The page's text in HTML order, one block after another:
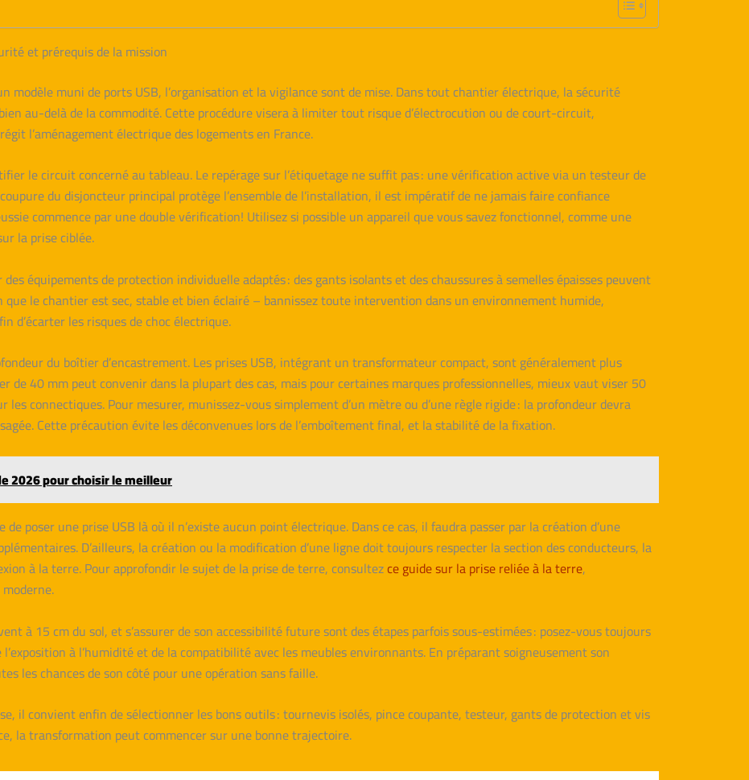
et prérequis de la mission
modèle muni de ports USB, l’organisation et la vigilance sont de mise. Dans tout chantier électrique, la sécurité
au-delà de la commodité. Cette procédure visera à limiter tout risque d’électrocution ou de court-circuit,
l’aménagement électrique des logements en France.
le circuit concerné au tableau. Le repérage sur l’étiquetage ne suffit pas : une vérification active via un testeur de
du disjoncteur principal protège l’ensemble de l’installation, il est impératif de ne jamais faire confiance
commence par une double vérification! Utilisez si possible un appareil que vous savez fonctionnel, comme une
la prise ciblée.
équipements de protection individuelle adaptés : des gants isolants et des chaussures à semelles épaisses peuvent
le chantier est sec, stable et bien éclairé – bannissez toute intervention dans un environnement humide,
d’écarter les risques de choc électrique.
du boîtier d’encastrement. Les prises USB, intégrant un transformateur compact, sont généralement plus
de 40 mm peut convenir dans la plupart des cas, mais pour certaines marques professionnelles, mieux vaut viser 50
connectiques. Pour mesurer, munissez-vous simplement d’un mètre ou d’une règle rigide : la profondeur devra
Cette précaution évite les déconvenues lors de l’emboîtement final, et la stabilité de la fixation.
2026 pour choisir le meilleur
poser une prise USB là où il n’existe aucun point électrique. Dans ce cas, il faudra passer par la création d’une
D’ailleurs, la création ou la modification d’une ligne doit toujours respecter la section des conducteurs, la
à la terre. Pour approfondir le sujet de la prise de terre, consultezce guide sur la prise reliée à la terre,
à 15 cm du sol, et s’assurer de son accessibilité future sont des étapes parfois sous-estimées : posez-vous toujours
à l’humidité et de la compatibilité avec les meubles environnants. En préparant soigneusement son
les chances de son côté pour une opération sans faille.
il convient enfin de sélectionner les bons outils : tournevis isolés, pince coupante, testeur, gants de protection et vis
la transformation peut commencer sur une bonne trajectoire.